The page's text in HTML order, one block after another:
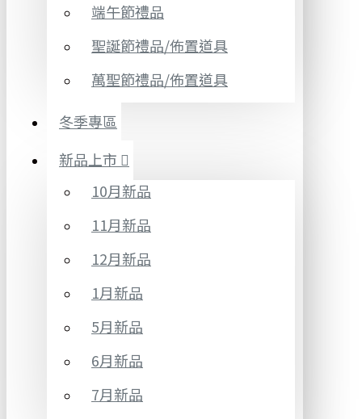
端午節禮品
聖誕節禮品/佈置道具
萬聖節禮品/佈置道具
冬季專區
新品上市
10月新品
11月新品
12月新品
1月新品
5月新品
6月新品
7月新品